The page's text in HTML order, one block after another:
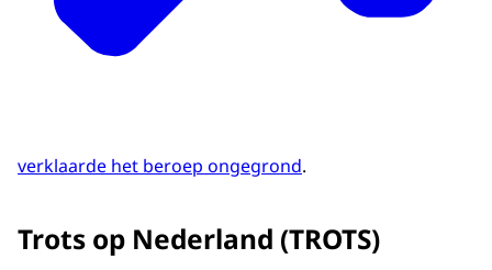
verklaarde het beroep ongegrond.
Trots op Nederland (TROTS)